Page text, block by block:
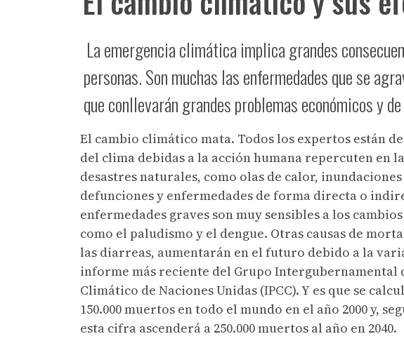
La emergencia climática implica grandes
personas. Son muchas las enfermedades que se
que conllevarán grandes problemas económicos y
El cambio climático mata. Todos los expertos están
del clima debidas a la acción humana repercuten en
desastres naturales, como olas de calor,
defunciones y enfermedades de forma directa o
enfermedades graves son muy sensibles a los
como el paludismo y el dengue. Otras causas de
las diarreas, aumentarán en el futuro debido a la
informe más reciente del Grupo Intergubernamental
Climático de Naciones Unidas (IPCC). Y es que se
150.000 muertos en todo el mundo en el año 2000 y,
esta cifra ascenderá a 250.000 muertos al año en 2040.